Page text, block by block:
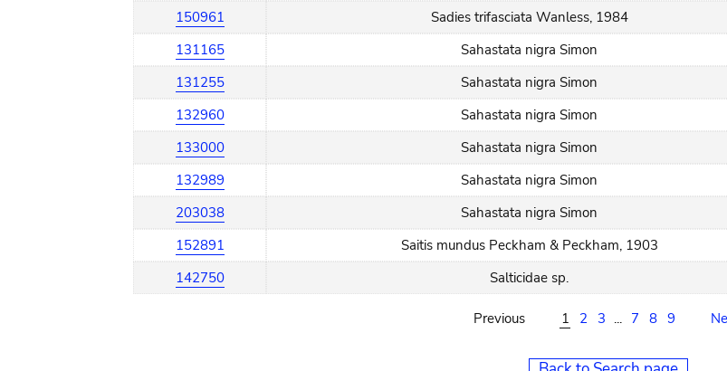
150961
Sadies trifasciata Wanless, 1984
131165
Sahastata nigra Simon
131255
Sahastata nigra Simon
132960
Sahastata nigra Simon
133000
Sahastata nigra Simon
132989
Sahastata nigra Simon
203038
Sahastata nigra Simon
152891
Saitis mundus Peckham & Peckham, 1903
142750
Salticidae sp.
Previous 1 2 3 ... 7 8 9